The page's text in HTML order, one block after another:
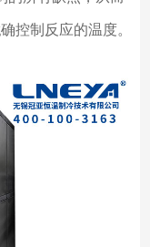
控制反应的温度。